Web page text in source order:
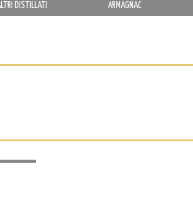
DISTILLATI
ARMAGNAC